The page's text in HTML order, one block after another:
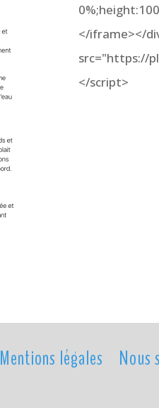
</iframe></
src="https://
</script>
Mentions légales Nous